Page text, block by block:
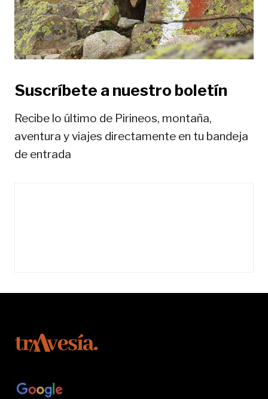
r
a
d
s
Suscríbete a nuestro boletín
Recibe lo último de Pirineos, montaña,
aventura y viajes directamente en tu bandeja
de entrada